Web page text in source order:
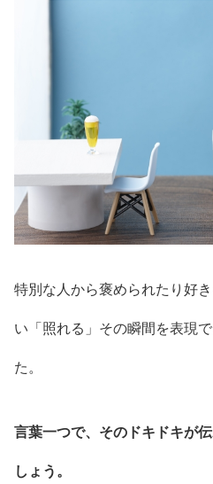
特別な人から褒められたり好
い「照れる」その瞬間を表現
た。
言葉一つで、そのドキドキが
しょう。